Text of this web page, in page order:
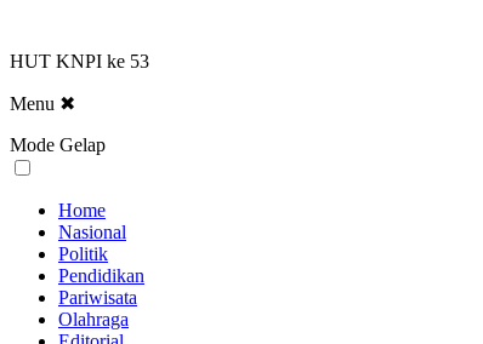
HUT KNPI ke 53
Menu ✖
Mode Gelap
Home
Nasional
Politik
Pendidikan
Pariwisata
Olahraga